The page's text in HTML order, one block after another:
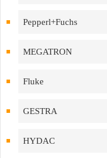
Pepperl+Fuchs
MEGATRON
Fluke
GESTRA
HYDAC